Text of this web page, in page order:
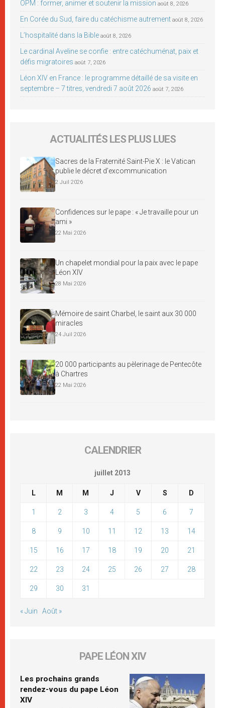
OPM : former, animer et soutenir la mission août 8, 2026
En Corée du Sud, faire du catéchisme autrement août 8, 2026
L’hospitalité dans la Bible août 8, 2026
Le cardinal Aveline se confie : entre catéchuménat, paix et
défis migratoires août 7, 2026
Léon XIV en France : le programme détaillé de sa visite en
septembre – 7 titres, vendredi 7 août 2026 août 7, 2026
ACTUALITÉS LES PLUS LUES
Sacres de la Fraternité Saint-Pie X : le Vatican
publie le décret d’excommunication
2 Juil 2026
Confidences sur le pape : « Je travaille pour un
ami »
22 Mai 2026
Un chapelet mondial pour la paix avec le pape
Léon XIV
28 Mai 2026
Mémoire de saint Charbel, le saint aux 30 000
miracles
24 Juil 2026
20 000 participants au pèlerinage de Pentecôte
à Chartres
22 Mai 2026
CALENDRIER
juillet 2013
L M M J V S D
1 2 3 4 5 6 7
8 9 10 11 12 13 14
15 16 17 18 19 20 21
22 23 24 25 26 27 28
29 30 31
« Juin Août »
PAPE LÉON XIV
Les prochains grands
rendez-vous du pape Léon
XIV